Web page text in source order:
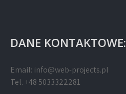
DANE KONTAKTOWE:
Email: info@web-projects.pl
Tel. +48 5033322281